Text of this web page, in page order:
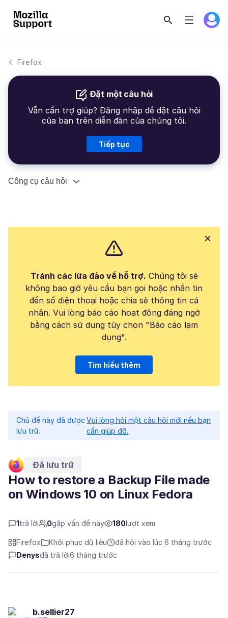
Firefox
Đặt một câu hỏi
Vẫn cần trợ giúp? Đăng nhập để đặt câu hỏi
của bạn trên diễn đàn của chúng tôi.
Tiếp tục
Công cụ câu hỏi
Tránh các lừa đảo về hỗ trợ. Chúng tôi sẽ
không bao giờ yêu cầu bạn gọi hoặc nhắn tin
đến số điện thoại hoặc chia sẻ thông tin cá
nhân. Vui lòng báo cáo hoạt động đáng ngờ
bằng cách sử dụng tùy chọn "Báo cáo lạm
dụng".
Tìm hiểu thêm
Chủ đề này đã được
lưu trữ.
Vui lòng hỏi một câu hỏi mới nếu bạn
cần giúp đỡ.
Đã lưu trữ
How to restore a Backup File made
on Windows 10 on Linux Fedora
1trả lời 0gặp vấn đề này 180lượt xem
Firefox Khôi phục dữ liệu
đã hỏi vào lúc 6 tháng trước
Denysđã trả lời6 tháng trước
b.sellier27